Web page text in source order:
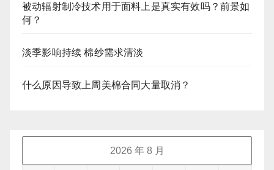
被动辐射制冷技术用于面料上是真实有效吗？前景如
何？
淡季影响持续 棉纱需求清淡
什么原因导致上周美棉合同大量取消？
2026 年 8 月